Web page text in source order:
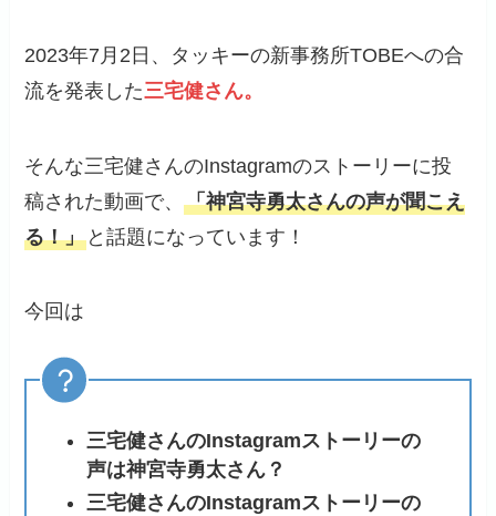
2023年7月2日、タッキーの新事務所TOBEへの合
流を発表した三宅健さん。
そんな三宅健さんのInstagramのストーリーに投
稿された動画で、「神宮寺勇太さんの声が聞こえ
る！」 と話題になっています！
今回は
三宅健さんのInstagramストーリーの
声は神宮寺勇太さん？
三宅健さんのInstagramストーリーの